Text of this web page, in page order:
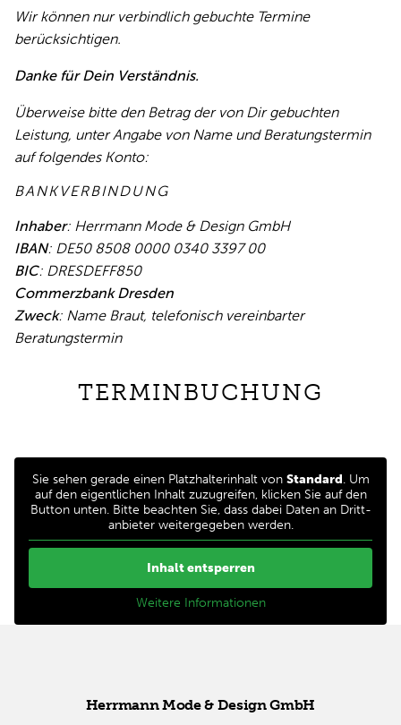
Hugo, Softdrinks
Wir können nur verbindlich gebuchte Termine
berücksichtigen.
Danke für Dein Verständnis.
Überweise bitte den Betrag der von Dir gebuchten
Leistung, unter Angabe von Name und Beratungstermin
auf folgendes Konto:
BANKVERBINDUNG
Inhaber: Herrmann Mode & Design GmbH
IBAN: DE50 8508 0000 0340 3397 00
BIC: DRESDEFF850
Commerzbank Dresden
Zweck: Name Braut, telefonisch vereinbarter
Beratungstermin
TERMINBUCHUNG
Sie se­hen ge­ra­de ei­nen Platz­hal­ter­in­halt von Standard. Um
auf den ei­gent­li­chen In­halt zu­zu­grei­fen, kli­cken Sie auf den
But­ton un­ten. Bit­te be­ach­ten Sie, dass da­bei Da­ten an Dritt­
an­bie­ter wei­ter­ge­ge­ben wer­den.
Inhalt entsperren
Weitere Informationen
Herr­mann Mode & De­sign GmbH